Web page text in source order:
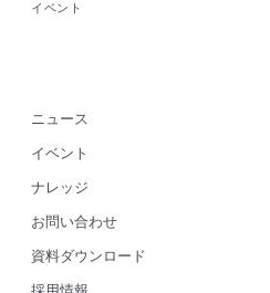
イベント
ニュース
イベント
ナレッジ
お問い合わせ
資料ダウンロード